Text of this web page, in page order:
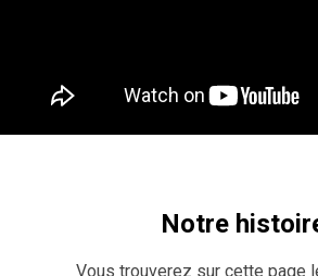
Notre
Vous trouverez sur cette page